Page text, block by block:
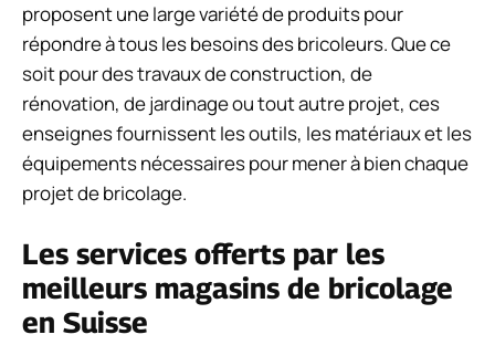
proposent une large variété de produits pour
répondre à tous les besoins des bricoleurs. Que ce
soit pour des travaux de construction, de
rénovation, de jardinage ou tout autre projet, ces
enseignes fournissent les outils, les matériaux et les
équipements nécessaires pour mener à bien chaque
projet de bricolage.
Les services offerts par les
meilleurs magasins de bricolage
en Suisse